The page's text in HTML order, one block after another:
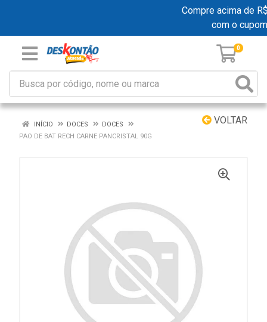
Compre acima de
com o
0
VOLTAR
INÍCIO DOCES
DOCES
PAO DE BAT RECH CARNE PANCRISTAL 90G